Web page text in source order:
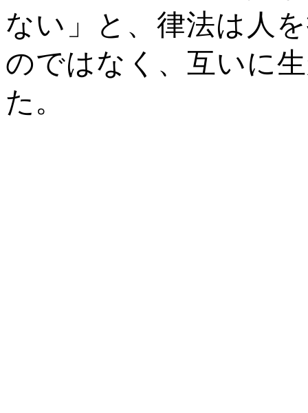
ない」と、律法は人
のではなく、互いに
た。